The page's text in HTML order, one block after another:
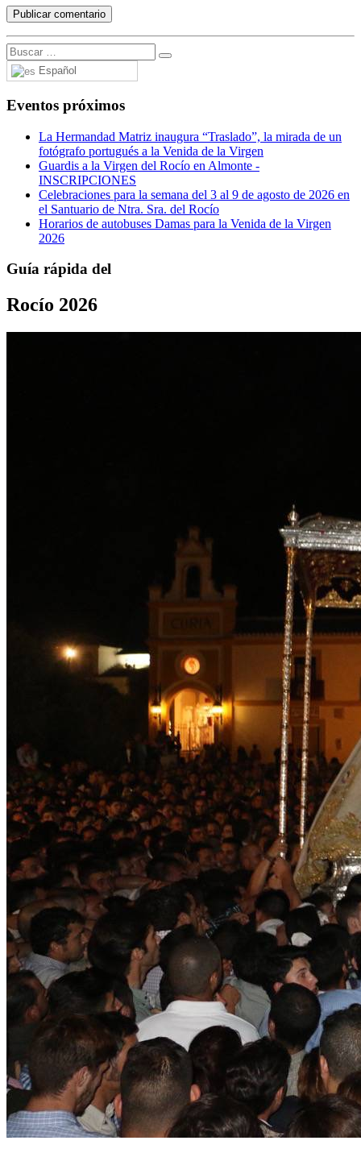
Español
Eventos próximos
La Hermandad Matriz inaugura “Traslado”, la mirada de un
fotógrafo portugués a la Venida de la Virgen
Guardis a la Virgen del Rocío en Almonte -
INSCRIPCIONES
Celebraciones para la semana del 3 al 9 de agosto de 2026 en
el Santuario de Ntra. Sra. del Rocío
Horarios de autobuses Damas para la Venida de la Virgen
2026
Guía rápida del
Rocío 2026